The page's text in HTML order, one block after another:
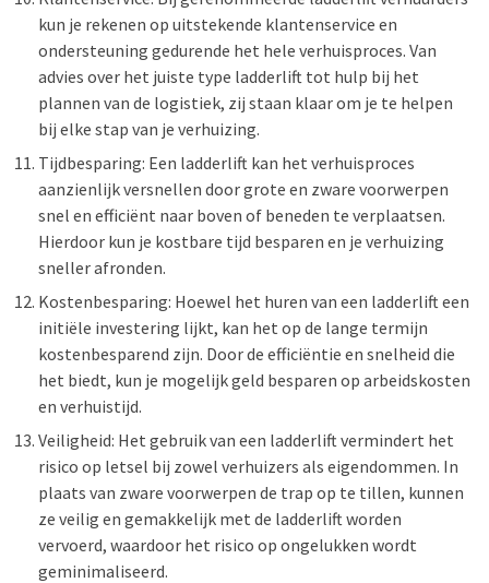
kun je rekenen op uitstekende klantenservice en
ondersteuning gedurende het hele verhuisproces. Van
advies over het juiste type ladderlift tot hulp bij het
plannen van de logistiek, zij staan klaar om je te helpen
bij elke stap van je verhuizing.
Tijdbesparing: Een ladderlift kan het verhuisproces
aanzienlijk versnellen door grote en zware voorwerpen
snel en efficiënt naar boven of beneden te verplaatsen.
Hierdoor kun je kostbare tijd besparen en je verhuizing
sneller afronden.
Kostenbesparing: Hoewel het huren van een ladderlift een
initiële investering lijkt, kan het op de lange termijn
kostenbesparend zijn. Door de efficiëntie en snelheid die
het biedt, kun je mogelijk geld besparen op arbeidskosten
en verhuistijd.
Veiligheid: Het gebruik van een ladderlift vermindert het
risico op letsel bij zowel verhuizers als eigendommen. In
plaats van zware voorwerpen de trap op te tillen, kunnen
ze veilig en gemakkelijk met de ladderlift worden
vervoerd, waardoor het risico op ongelukken wordt
geminimaliseerd.